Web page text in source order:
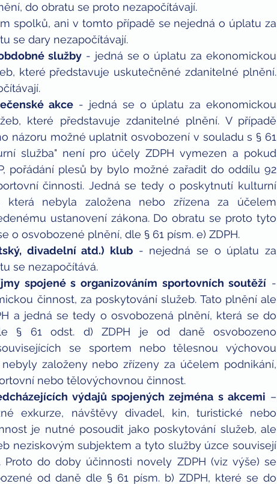
do obratu se proto nezapočítávají.
spolků, ani v tomto případě se nejedná o úplatu za
se dary nezapočítávají.
služby - jedná se o úplatu za ekonomickou
které představuje uskutečněné zdanitelné plnění.
akce - jedná se o úplatu za ekonomickou
které představuje zdanitelné plnění. V případě
názoru možné uplatnit osvobození v souladu s § 61
služba" není pro účely ZDPH vymezen a pokud
pořádání plesů by bylo možné zařadit do oddílu 92
činnosti. Jedná se tedy o poskytnutí kulturní
která nebyla založena nebo zřízena za účelem
ustanovení zákona. Do obratu se proto tyto
o osvobozené plnění, dle § 61 písm. e) ZDPH.
divadelní atd.) klub - nejedná se o úplatu za
se nezapočítává.
spojené s organizováním sportovních soutěží -
činnost, za poskytování služeb. Tato plnění ale
a jedná se tedy o osvobozená plnění, která se do
§ 61 odst. d) ZDPH je od daně osvobozeno
se sportem nebo tělesnou výchovou
založeny nebo zřízeny za účelem podnikání,
nebo tělovýchovnou činnost.
výdajů spojených zejména s akcemi –
exkurze, návštěvy divadel, kin, turistické nebo
je nutné posoudit jako poskytování služeb, ale
neziskovým subjektem a tyto služby úzce souvisejí
do doby účinnosti novely ZDPH (viz výše) se
od daně dle § 61 písm. b) ZDPH, které se do